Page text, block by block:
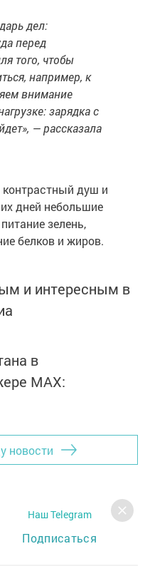
дел:
перед
того, чтобы
например, к
внимание
зарядка с
— рассказала
душ и
дней небольшие
зелень,
белков и жиров.
и интересным в
в
MАХ:
новости
Наш Telegram
Подписаться